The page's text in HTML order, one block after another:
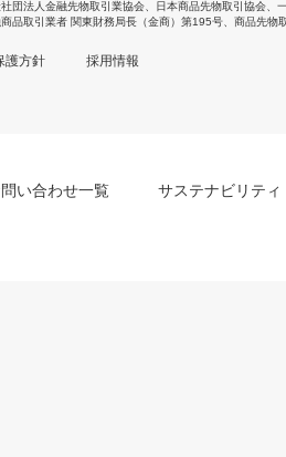
団法人金融先物取引業協会 日本商品先物取引協会
品取引業者 関東財務局長（金商）第195号、商品先物
護方針 採用情報
い合わせ一覧 サステナビリティ